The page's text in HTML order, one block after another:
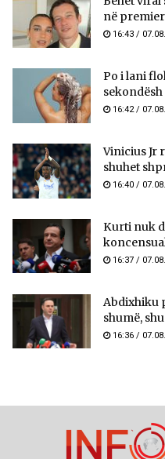
në
16:43 /
Po i lani
16:42 /
Vinicius Jr
shuhet
16:40 /
Kurti nuk
16:37 /
Abdixhiku
shumë,
16:36 /